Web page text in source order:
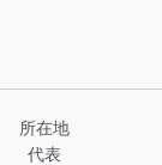
所在地
代表